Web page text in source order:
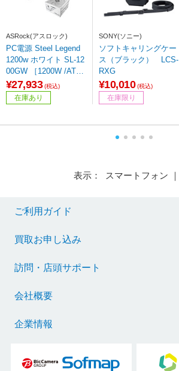
ASRock(アスロック)
PC電源 Steel Legend
1200w ホワイト SL-12
00GW ［1200W /ATX /
Cybenetics Platinum /
80PLUS Gold］
¥27,933 (税込)
在庫あり
SONY(ソニー)
ソフトキャリングケー
ス（ブラック） LCS-
RXG
¥10,010 (税込)
在庫限り
表示： スマートフォン ｜
ご利用ガイド
買取お申し込み
訪問・店頭サポート
会社概要
企業情報